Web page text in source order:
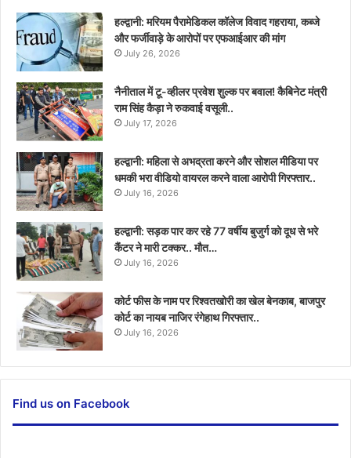
हल्द्वानी: मरियम पैरामेडिकल कॉलेज विवाद गहराया, कब्जे
और फर्जीवाड़े के आरोपों पर एफआईआर की मांग
July 26, 2026
नैनीताल में टू-व्हीलर प्रवेश शुल्क पर बवाल! कैबिनेट मंत्री
राम सिंह कैड़ा ने रुकवाई वसूली..
July 17, 2026
हल्द्वानी: महिला से अभद्रता करने और सोशल मीडिया पर
धमकी भरा वीडियो वायरल करने वाला आरोपी गिरफ्तार..
July 16, 2026
हल्द्वानी: सड़क पार कर रहे 77 वर्षीय बुजुर्ग को दूध से भरे
कैंटर ने मारी टक्कर.. मौत…
July 16, 2026
कोर्ट फीस के नाम पर रिश्वतखोरी का खेल बेनकाब, बाजपुर
कोर्ट का नायब नाजिर रंगेहाथ गिरफ्तार..
July 16, 2026
Find us on Facebook